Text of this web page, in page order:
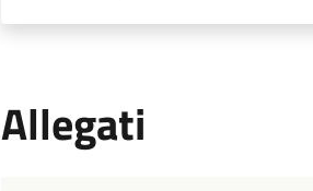
Allegati